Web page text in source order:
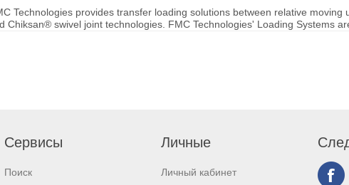
Technologies provides transfer loading solutions between relative
Chiksan® swivel joint technologies. FMC Technologies' Loading Systems
Сервисы
Поиск
Личные
Личный кабинет